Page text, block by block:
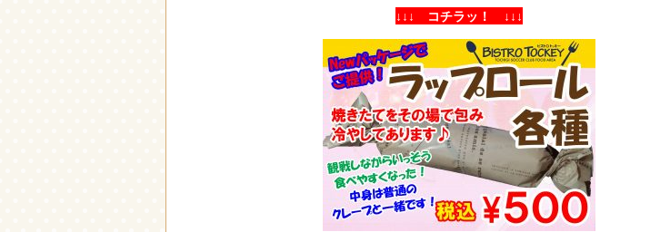
↓↓↓ コチラッ！ ↓↓↓